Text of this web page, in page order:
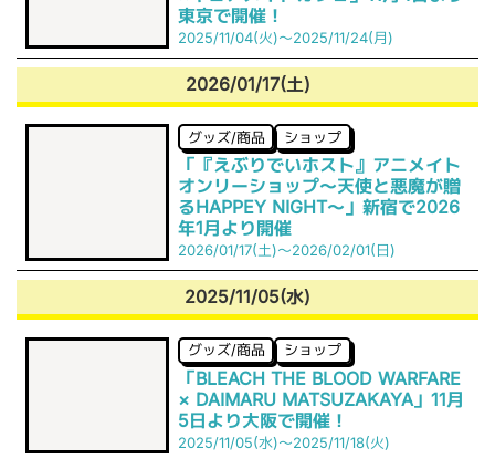
東京で開催！
2025/11/04(火)～2025/11/24(月)
2026/01/17(土)
グッズ/商品 ショップ
「『えぶりでいホスト』アニメイト
オンリーショップ〜天使と悪魔が贈
るHAPPEY NIGHT〜」新宿で2026
年1月より開催
2026/01/17(土)～2026/02/01(日)
2025/11/05(水)
グッズ/商品 ショップ
「BLEACH THE BLOOD WARFARE
× DAIMARU MATSUZAKAYA」11月
5日より大阪で開催！
2025/11/05(水)～2025/11/18(火)